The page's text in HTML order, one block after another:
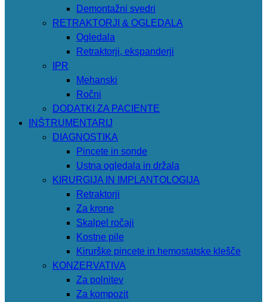
Demontažni svedri
RETRAKTORJI & OGLEDALA
Ogledala
Retraktorji, ekspanderji
IPR
Mehanski
Ročni
DODATKI ZA PACIENTE
INŠTRUMENTARIJ
DIAGNOSTIKA
Pincete in sonde
Ustna ogledala in držala
KIRURGIJA IN IMPLANTOLOGIJA
Retraktorji
Za krone
Skalpel ročaji
Kostne pile
Kirurške pincete in hemostatske klešče
KONZERVATIVA
Za polnitev
Za kompozit